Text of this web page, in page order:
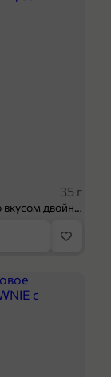
35 г
Кукуруза «Джинн» со вкусом двойного сыра и чили, 35 г